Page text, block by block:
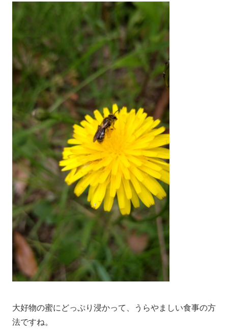
大好物の蜜にどっぷり浸かって、うらやましい食事の方
法ですね。